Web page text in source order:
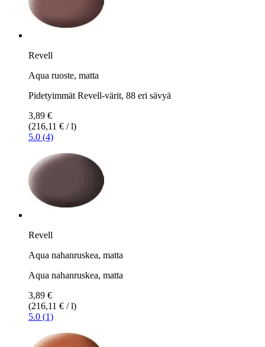
Revell
Aqua ruoste, matta
Pidetyimmät Revell-värit, 88 eri sävyä
3,89 €
(216,11 € / l)
5.0 (4)
Revell
Aqua nahanruskea, matta
Aqua nahanruskea, matta
3,89 €
(216,11 € / l)
5.0 (1)